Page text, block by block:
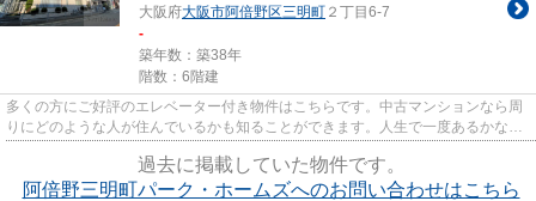
大阪府大阪市阿倍野区三明町 ２丁目6-7
-
築年数：築38年
階数：6階建
多くの方にご好評のエレベーター付き物件はこちらです。中古マンションなら周
りにどのような人が住んでいるかも知ることができます。人生で一度あるかない
過去に掲載していた物件です。
阿倍野三明町パーク・ホームズへのお問い合わせはこちら